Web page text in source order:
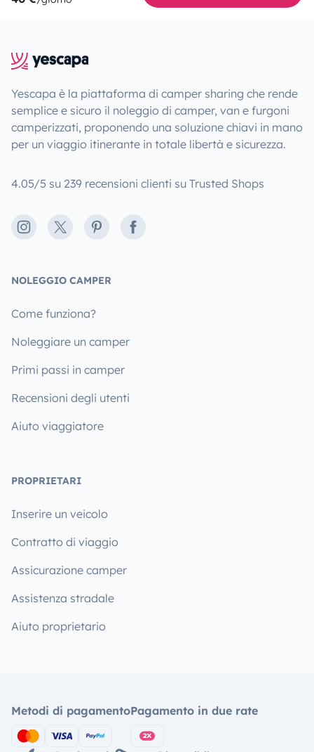
Yescapa è la piattaforma di camper sharing che rende
semplice e sicuro il noleggio di camper, van e furgoni
camperizzati, proponendo una soluzione chiavi in mano
per un viaggio itinerante in totale libertà e sicurezza.
4.05/5 su 239 recensioni clienti su Trusted Shops
Instagram
X PinterestFacebook
NOLEGGIO CAMPER
Come funziona?
Noleggiare un camper
Primi passi in camper
Recensioni degli utenti
Aiuto viaggiatore
PROPRIETARI
Inserire un veicolo
Contratto di viaggio
Assicurazione camper
Assistenza stradale
Aiuto proprietario
Metodi di pagamentoPagamento in due rate